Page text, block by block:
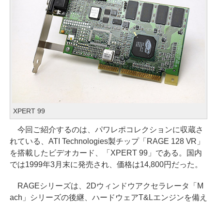
XPERT 99
今回ご紹介するのは、パワレポコレクションに収蔵さ
れている、ATI Technologies製チップ「RAGE 128 VR」
を搭載したビデオカード、「XPERT 99」である。国内
では1999年3月末に発売され、価格は14,800円だった。
RAGEシリーズは、2Dウィンドウアクセラレータ「M
ach」シリーズの後継、ハードウェアT&Lエンジンを備え